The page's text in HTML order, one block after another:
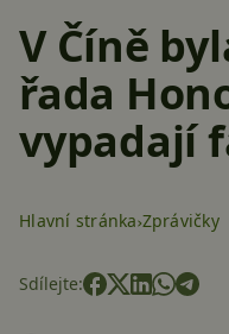
V Číně
řada
vypadají
Hlavní stránka Zprávičky
Sdílejte: